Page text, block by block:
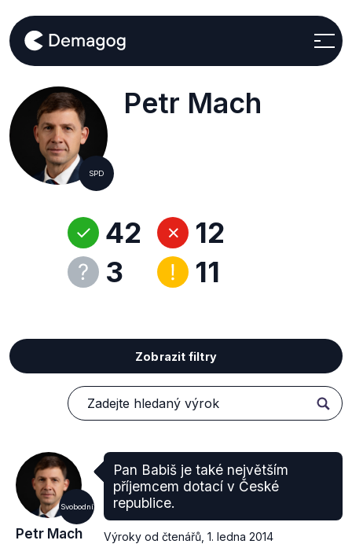
SPD
Petr Mach
42
3
12
11
Zobrazit filtry
Svobodní
Petr Mach
Pan Babiš je také největším
příjemcem dotací v České
republice.
Výroky od čtenářů 1. ledna 2014